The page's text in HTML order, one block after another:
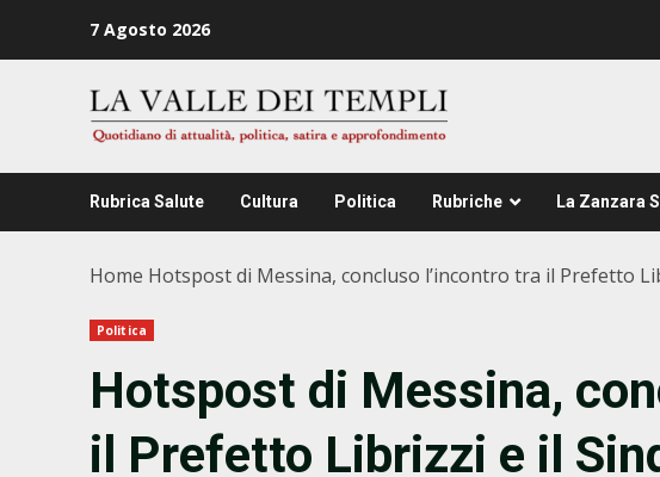
7 Agosto 2026
Rubrica Salute Cultura Politica Rubriche La Zanzara
Home Hotspost di Messina, concluso l’incontro tra il Prefetto
Politica
Hotspost di Messina,
il Prefetto Librizzi e il